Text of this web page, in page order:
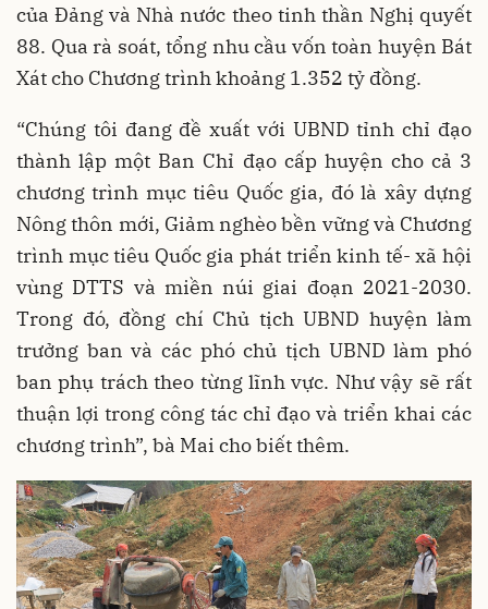
của Đảng và Nhà nước theo tinh thần Nghị quyết
88. Qua rà soát, tổng nhu cầu vốn toàn huyện Bát
Xát cho Chương trình khoảng 1.352 tỷ đồng.
“Chúng tôi đang đề xuất với UBND tỉnh chỉ đạo
thành lập một Ban Chỉ đạo cấp huyện cho cả 3
chương trình mục tiêu Quốc gia, đó là xây dựng
Nông thôn mới, Giảm nghèo bền vững và Chương
trình mục tiêu Quốc gia phát triển kinh tế- xã hội
vùng DTTS và miền núi giai đoạn 2021-2030.
Trong đó, đồng chí Chủ tịch UBND huyện làm
trưởng ban và các phó chủ tịch UBND làm phó
ban phụ trách theo từng lĩnh vực. Như vậy sẽ rất
thuận lợi trong công tác chỉ đạo và triển khai các
chương trình”, bà Mai cho biết thêm.